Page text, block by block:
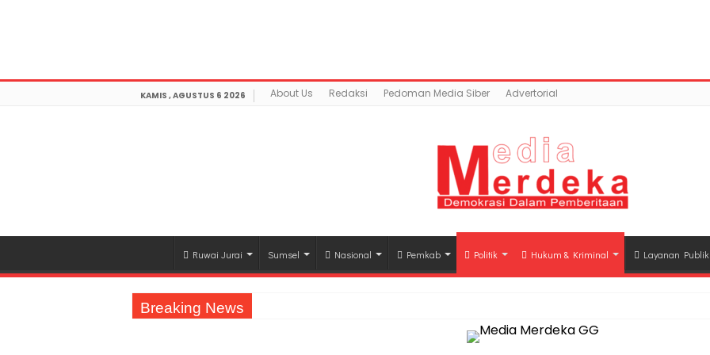
KAMIS , AGUSTUS 6 2026 About Us Redaksi Pedoman Media Siber Advertorial
Ruwai Jurai Sumsel Nasional Pemkab Politik Hukum & Kriminal Layanan Publik
Breaking News
Jasa Raharja Serahkan Santunan kepada Ahli Waris Korban Kebakaran KM Mutiara Sentosa II